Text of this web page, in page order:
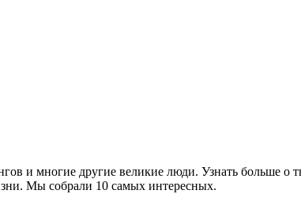
и многие другие великие люди. Узнать больше о
Мы собрали 10 самых интересных.